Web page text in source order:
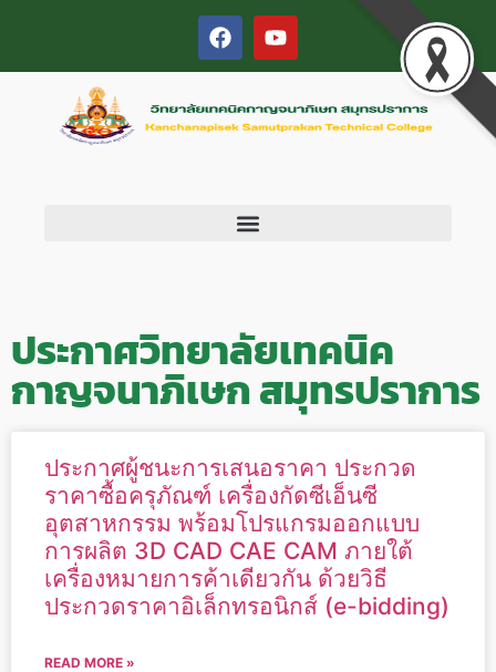
ประกาศวิทยาลัยเทคนิค
กาญจนาภิเษก สมุทรปราการ
ประกาศผู้ชนะการเสนอราคา ประกวด
ราคาซื้อครุภัณฑ์ เครื่องกัดซีเอ็นซี
อุตสาหกรรม พร้อมโปรแกรมออกแบบ
การผลิต 3D CAD CAE CAM ภายใต้
เครื่องหมายการค้าเดียวกัน ด้วยวิธี
ประกวดราคาอิเล็กทรอนิกส์ (e-bidding)
READ MORE »